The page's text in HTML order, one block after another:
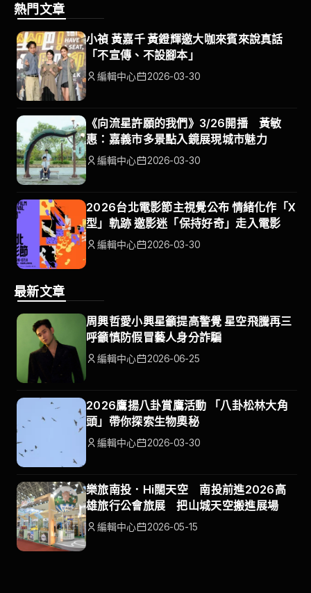
熱門文章
小禎 黃嘉千 黃鐙輝邀大咖來賓來說真話
「不宣傳、不設腳本」
編輯中心 2026-03-30
《向流星許願的我們》3/26開播 黃敏
惠：嘉義市多景點入鏡展現城市魅力
編輯中心 2026-03-30
2026台北電影節主視覺公布 情緒化作「X
型」軌跡 邀影迷「保持好奇」走入電影
編輯中心 2026-03-30
最新文章
周興哲愛小興星籲提高警覺 星空飛騰再三
呼籲慎防假冒藝人身分詐騙
編輯中心 2026-06-25
2026鷹揚八卦賞鷹活動 「八卦松林大角
頭」帶你探索生物奧秘
編輯中心 2026-03-30
樂旅南投．Hi闊天空 南投前進2026高
雄旅行公會旅展 把山城天空搬進展場
編輯中心 2026-05-15